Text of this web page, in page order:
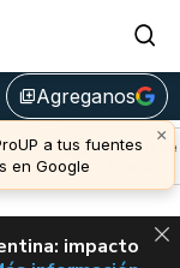
library_addAgreganos
×
a tus fuentes
en Google
Avalanche
(-
u$s 6,48
impacto